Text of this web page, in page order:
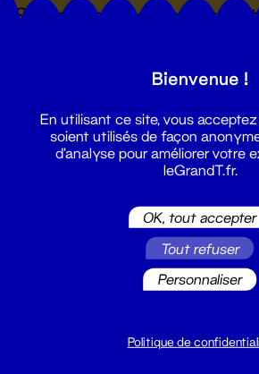
Suivez toutes les
Du lundi au vendredi 14h → 18h
Bienvenue !
En utilisant ce site, vous
soient utilisés de façon
d'analyse pour améliorer votre
leGrandT.fr.
OK, tout accepter
Tout refuser
Personnaliser
Politique de